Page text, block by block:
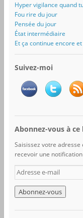
Hyper vigilance quand
Fou rire du jour
Pensée du jour
État intermédiaire
Et ça continue encore
Suivez-moi
Abonnez-vous à
Saisissez votre
recevoir une
A
d
r
e
s